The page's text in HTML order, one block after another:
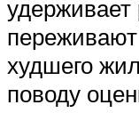
удерживает
худшего
поводу